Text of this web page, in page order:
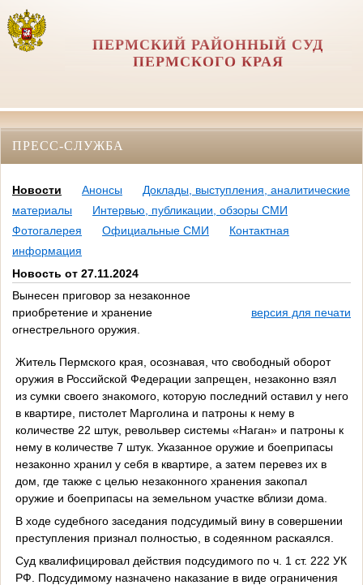
ПЕРМСКИЙ РАЙОННЫЙ СУД
ПЕРМСКОГО КРАЯ
ПРЕСС-СЛУЖБА
Новости Анонсы
Доклады, выступления, аналитические
материалы
Интервью, публикации, обзоры СМИ
Фотогалерея
Официальные СМИ
Контактная
информация
Новость от 27.11.2024
Вынесен приговор за незаконное
приобретение и хранение
огнестрельного оружия.
версия для печати
Житель Пермского края, осознавая, что свободный оборот
оружия в Российской Федерации запрещен, незаконно взял
из сумки своего знакомого, которую последний оставил у него
в квартире, пистолет Марголина и патроны к нему в
количестве 22 штук, револьвер системы «Наган» и патроны к
нему в количестве 7 штук. Указанное оружие и боеприпасы
незаконно хранил у себя в квартире, а затем перевез их в
дом, где также с целью незаконного хранения закопал
оружие и боеприпасы на земельном участке вблизи дома.
В ходе судебного заседания подсудимый вину в совершении
преступления признал полностью, в содеянном раскаялся.
Суд квалифицировал действия подсудимого по ч. 1 ст. 222 УК
РФ. Подсудимому назначено наказание в виде ограничения